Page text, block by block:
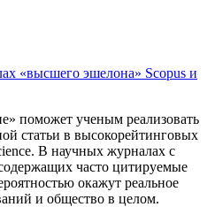
«высшего эшелона» Scopus и
поможет ученым реализовать
статьи в высокорейтинговых
В научных журналах с
часто цитируемые
окажут реальное
и общество в целом.